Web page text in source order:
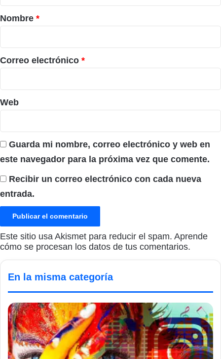
r
i
o
*
Nombre *
Correo electrónico *
Web
Guarda mi nombre, correo electrónico y web en
este navegador para la próxima vez que comente.
Recibir un correo electrónico con cada nueva
entrada.
Este sitio usa Akismet para reducir el spam. Aprende
cómo se procesan los datos de tus comentarios.
En la misma categoría